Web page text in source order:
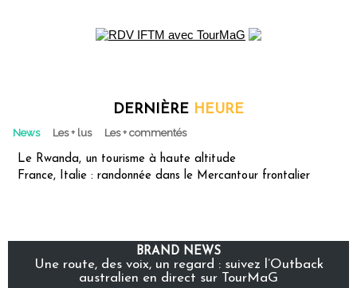
DERNIÈRE HEURE
News Les + lus Les + commentés
Le Rwanda, un tourisme à haute altitude
France, Italie : randonnée dans le Mercantour frontalier
BRAND NEWS
Une route, des voix, un regard : suivez l’Outback
australien en direct sur TourMaG